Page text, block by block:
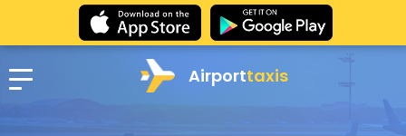
Airporttaxis